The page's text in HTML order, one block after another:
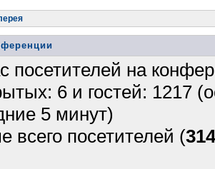
посетителей на
6 и гостей: 1217
5 минут)
всего посетителей (